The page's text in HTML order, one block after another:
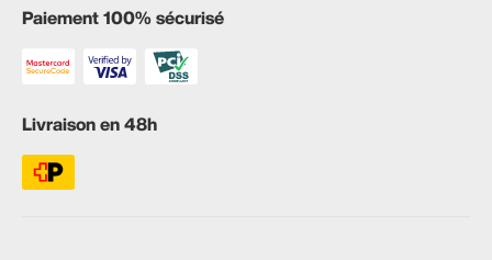
Paiement 100% sécurisé
Livraison en 48h